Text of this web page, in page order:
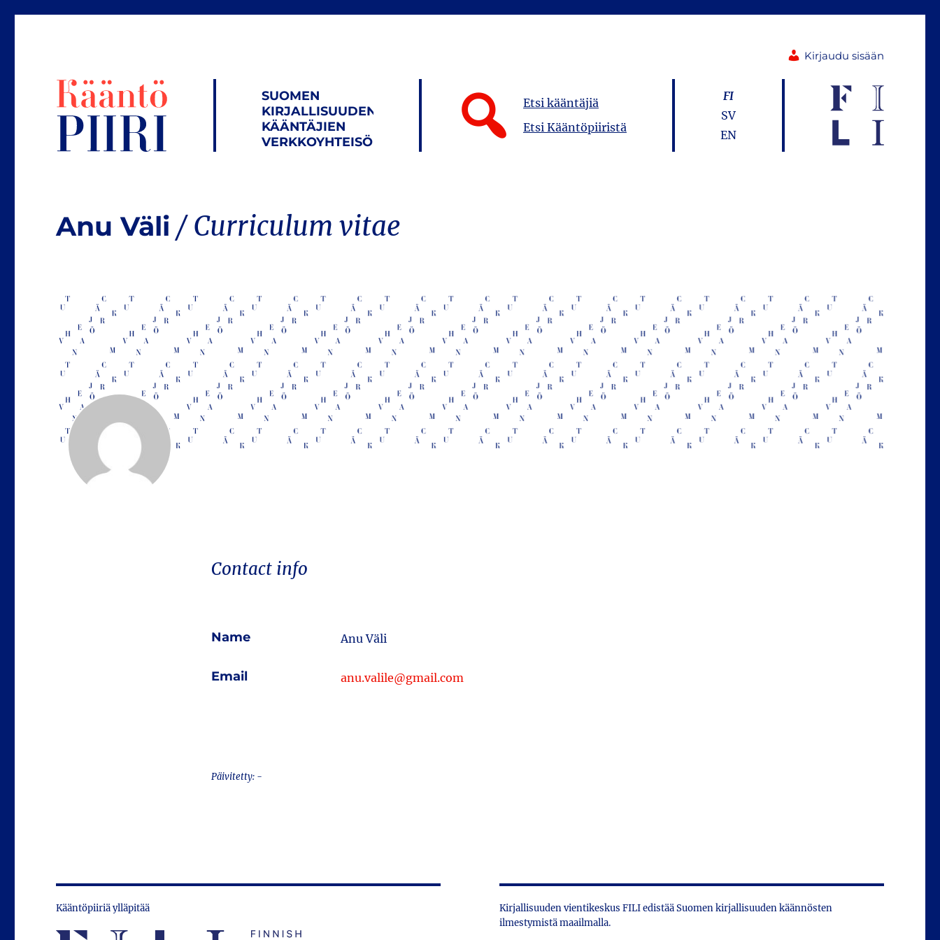
Kirjaudu sisään
SUOMEN
KIRJALLISUUDEN
KÄÄNTÄJIEN
VERKKOYHTEISÖ
Etsi kääntäjiä
Etsi Kääntöpiiristä
FI
SV
EN
Anu Väli
Contact info
Name Anu Väli
Email anu.valile@gmail.com
Päivitetty: -
Kääntöpiiriä ylläpitää
Kirjallisuuden vientikeskus FILI edistää Suomen kirjallisuuden käännösten
ilmestymistä maailmalla.